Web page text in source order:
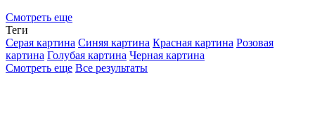
Смотреть еще
Теги
Серая картина Синяя картина Красная картина Розовая
картина Голубая картина Черная картина
Смотреть еще Все результаты